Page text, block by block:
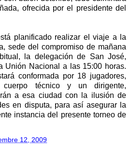
ofrecida por el presidente del
planificado realizar el viaje a la
sede del compromiso de mañana
la delegación de San José,
Unión Nacional a las 15:00 horas.
conformada por 18 jugadores,
técnico y un dirigente,
a esa ciudad con la ilusión de
en disputa, para así asegurar la
instancia del presente torneo de
12, 2009